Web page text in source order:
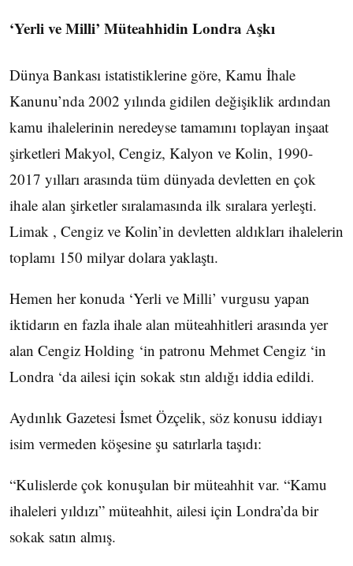
‘Yerli ve Milli’ Müteahhidin Londra Aşkı
Dünya Bankası istatistiklerine göre, Kamu İhale
Kanunu’nda 2002 yılında gidilen değişiklik ardından
kamu ihalelerinin neredeyse tamamını toplayan inşaat
şirketleri Makyol, Cengiz, Kalyon ve Kolin, 1990-
2017 yılları arasında tüm dünyada devletten en çok
ihale alan şirketler sıralamasında ilk sıralara yerleşti.
Limak , Cengiz ve Kolin’in devletten aldıkları ihalelerin
toplamı 150 milyar dolara yaklaştı.
Hemen her konuda ‘Yerli ve Milli’ vurgusu yapan
iktidarın en fazla ihale alan müteahhitleri arasında yer
alan Cengiz Holding ‘in patronu Mehmet Cengiz ‘in
Londra ‘da ailesi için sokak stın aldığı iddia edildi.
Aydınlık Gazetesi İsmet Özçelik, söz konusu iddiayı
isim vermeden köşesine şu satırlarla taşıdı:
“Kulislerde çok konuşulan bir müteahhit var. “Kamu
ihaleleri yıldızı” müteahhit, ailesi için Londra’da bir
sokak satın almış.